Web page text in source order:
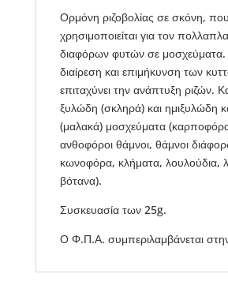
Ορμόνη ριζοβολίας σε σκόνη, που
χρησιμοποιείται για τον
διαφόρων φυτών σε μοσχεύματα.
διαίρεση και επιμήκυνση των
επιταχύνει την ανάπτυξη ριζών.
ξυλώδη (σκληρά) και ημιξυλώδη
(μαλακά) μοσχεύματα
ανθοφόροι θάμνοι, θάμνοι
κωνοφόρα, κλήματα, λουλούδια,
βότανα).
Συσκευασία των 25g.
Ο Φ.Π.Α. συμπεριλαμβάνεται